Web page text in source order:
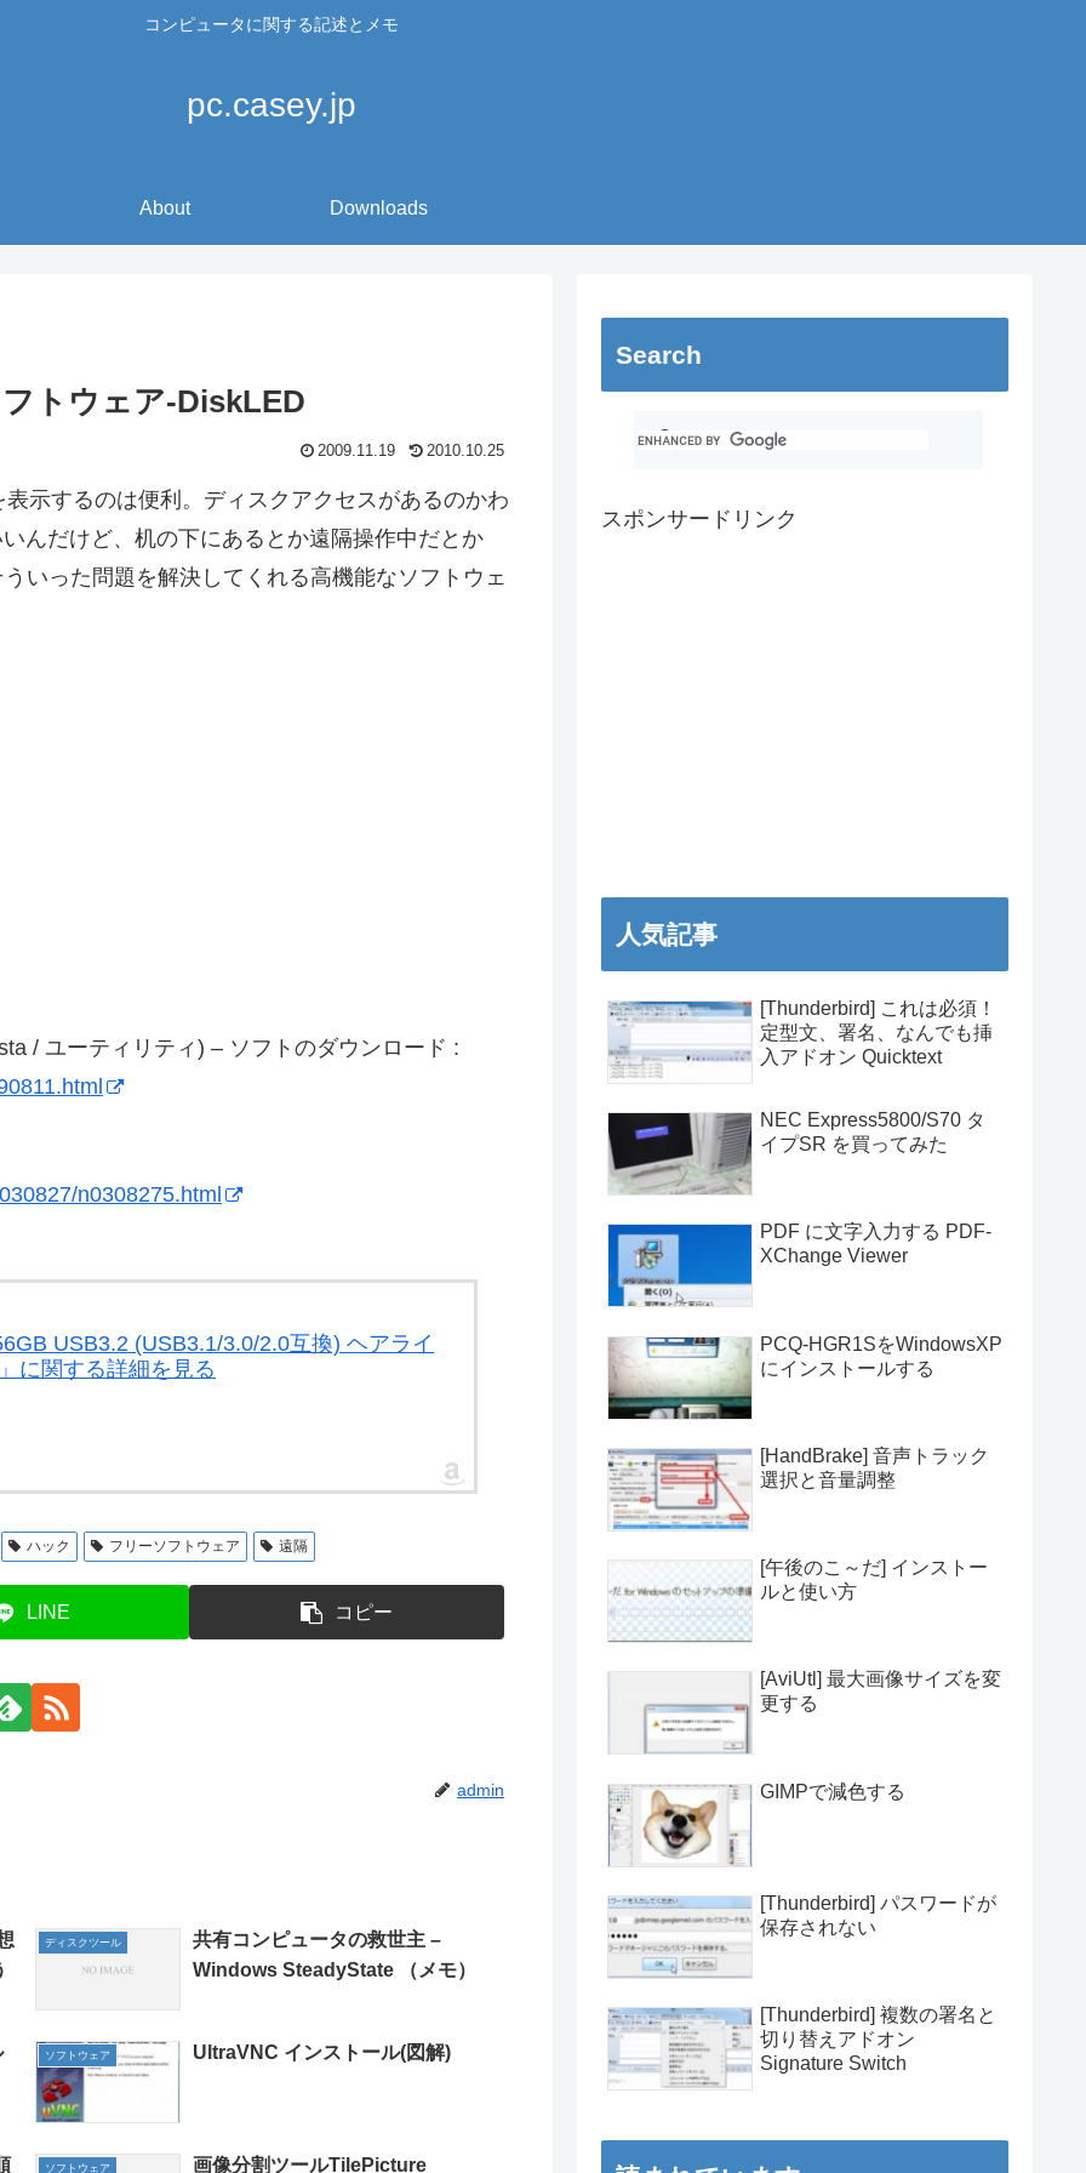
コンピュータに関する記述とメモ
pc.casey.jp
About Downloads
トウェア-DiskLED
2009.11.19 2010.10.25
示するのは便利。ディスクアクセスがあるのかわ
んだけど、机の下にあるとか遠隔操作中だとか
いった問題を解決してくれる高機能なソフトウェ
/ ユーティリティ) – ソフトのダウンロード :
n0308275.html
USB3.2 (USB3.1/3.0/2.0互換) ヘアライ
に関する詳細を見る
ハック フリーソフトウェア 遠隔
LINE コピー
admin
ディスクツール
共有コンピュータの救世主 –
Windows SteadyState （メモ）
ソフトウェア UltraVNC インストール(図解)
ソフトウェア 画像分割ツールTilePicture
Search
スポンサードリンク
人気記事
[Thunderbird] これは必須！
定型文、署名、なんでも挿
入アドオン Quicktext
NEC Express5800/S70 タ
イプSR を買ってみた
PDF に文字入力する PDF-
XChange Viewer
PCQ-HGR1SをWindowsXP
にインストールする
[HandBrake] 音声トラック
選択と音量調整
[午後のこ～だ] インストー
ルと使い方
[AviUtl] 最大画像サイズを変
更する
GIMPで減色する
[Thunderbird] パスワードが
保存されない
[Thunderbird] 複数の署名と
切り替えアドオン
Signature Switch